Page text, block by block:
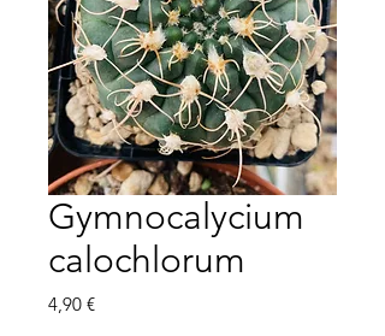
Gymnocalycium
calochlorum
4,90 €Prix